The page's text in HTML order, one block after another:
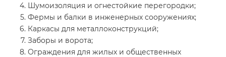
Шумоизоляция и огнестойкие перегородки;
Фермы и балки в инженерных сооружениях;
Каркасы для металлоконструкций;
Заборы и ворота;
Ограждения для жилых и общественных